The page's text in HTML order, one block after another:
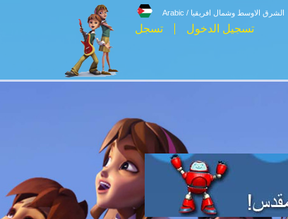
الشرق الاوسط وشمال افريقيا / Arabic
تسجيل الدخول تسجل